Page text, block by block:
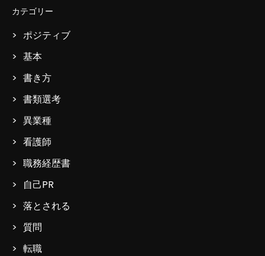
カテゴリー
ポジティブ
基本
書き方
書類選考
異業種
看護師
職務経歴書
自己PR
落とされる
質問
転職